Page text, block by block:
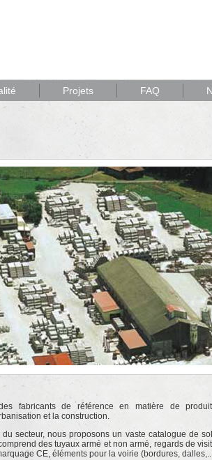
Projets FAQ
fabricants de référence en matière de
et la construction.
secteur, nous proposons un vaste catalogue de
des tuyaux armé et non armé, regards de
CE, éléments pour la voirie (bordures,